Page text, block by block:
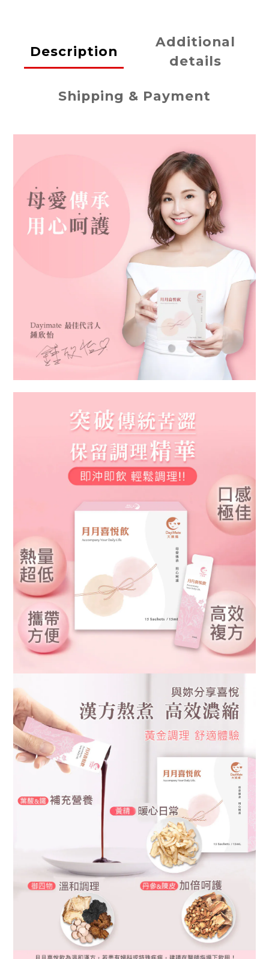
Description
Additional
details
Shipping & Payment